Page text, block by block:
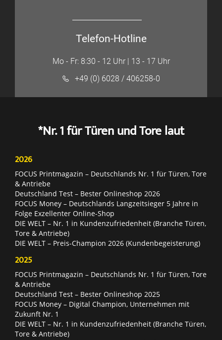
Telefon-Hotline
Mo - Fr: 8:30 - 12 Uhr | 13 - 17 Uhr
+49 (0) 6028 / 406258-0
*Nr. 1 für Türen und Tore laut
2026
FOCUS Printmagazin – Deutschlands Nr. 1 für Türen, Tore
& Antriebe
Deutschland Test – Bester Onlineshop 2026
FOCUS Money – Deutschlands Langzeitsieger 5 Jahre in
Folge Exzellenter Online-Shop
DIE WELT – Nr. 1 in Kundenzufriedenheit (Branche Türen,
Tore & Antriebe)
DIE WELT – Preis-Champion 2026 (Kundenbegeisterung)
2025
FOCUS Printmagazin – Deutschlands Nr. 1 für Türen, Tore
& Antriebe
Deutschland Test – Bester Onlineshop 2025
FOCUS Money – Digital Champion, Unternehmen mit
Zukunft Nr. 1
DIE WELT – Nr. 1 in Kundenzufriedenheit (Branche Türen,
Tore & Antriebe)